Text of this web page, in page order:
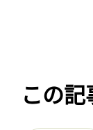
この